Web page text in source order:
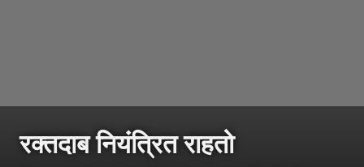
रक्तदाब नियंत्रित राहतो